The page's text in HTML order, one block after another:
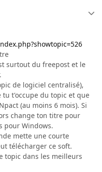
surtout du freepost et le
de logiciel centralisé),
t'occupe du topic et que
(au moins 6 mois). Si
change ton titre pour
pour Windows.
mette une courte
télécharger ce soft.
topic dans les meilleurs